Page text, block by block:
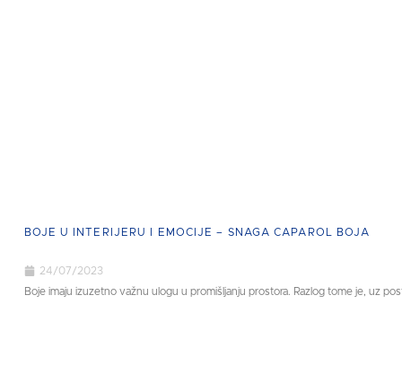
BOJE U INTERIJERU I EMOCIJE – SNAGA CAPAROL BOJA
24/07/2023
Boje imaju izuzetno važnu ulogu u promišljanju prostora. Razlog tome je, uz